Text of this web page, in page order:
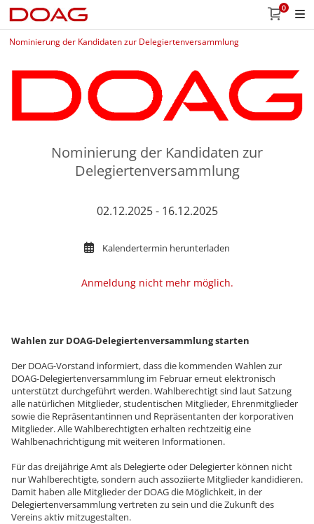
0
Nominierung der Kandidaten zur Delegiertenversammlung
Nominierung der Kandidaten zur
Delegiertenversammlung
02.12.2025 - 16.12.2025
Kalendertermin herunterladen
Anmeldung nicht mehr möglich.
Wahlen zur DOAG-Delegiertenversammlung starten
Der DOAG-Vorstand informiert, dass die kommenden Wahlen zur
DOAG-Delegiertenversammlung im Februar erneut elektronisch
unterstützt durchgeführt werden. Wahlberechtigt sind laut Satzung
alle natürlichen Mitglieder, studentischen Mitglieder, Ehrenmitglieder
sowie die Repräsentantinnen und Repräsentanten der korporativen
Mitglieder. Alle Wahlberechtigten erhalten rechtzeitig eine
Wahlbenachrichtigung mit weiteren Informationen.
Für das dreijährige Amt als Delegierte oder Delegierter können nicht
nur Wahlberechtigte, sondern auch assoziierte Mitglieder kandidieren.
Damit haben alle Mitglieder der DOAG die Möglichkeit, in der
Delegiertenversammlung vertreten zu sein und die Zukunft des
Vereins aktiv mitzugestalten.